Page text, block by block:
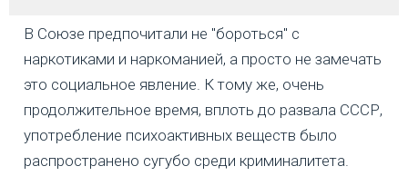
В Союзе предпочитали не "бороться" с
наркотиками и наркоманией, а просто не замечать
это социальное явление. К тому же, очень
продолжительное время, вплоть до развала СССР,
употребление психоактивных веществ было
распространено сугубо среди криминалитета.